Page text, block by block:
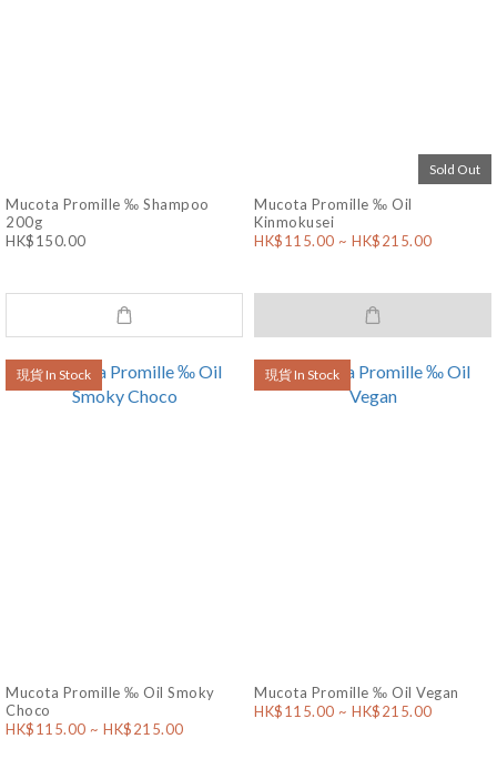
Mucota Promille ‰ Shampoo
200g
HK$150.00
Sold Out
Mucota Promille ‰ Oil
Kinmokusei
HK$115.00 ~ HK$215.00
現貨 In Stock
Mucota Promille ‰ Oil Smoky
Choco
HK$115.00 ~ HK$215.00
現貨 In Stock
Mucota Promille ‰ Oil Vegan
HK$115.00 ~ HK$215.00